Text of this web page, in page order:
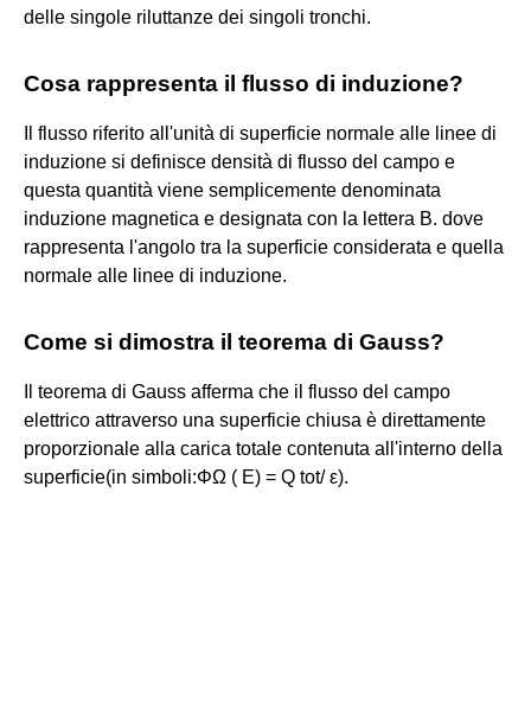
delle singole riluttanze dei singoli tronchi.
Cosa rappresenta il flusso di induzione?
Il flusso riferito all'unità di superficie normale alle linee di
induzione si definisce densità di flusso del campo e
questa quantità viene semplicemente denominata
induzione magnetica e designata con la lettera B. dove
rappresenta l'angolo tra la superficie considerata e quella
normale alle linee di induzione.
Come si dimostra il teorema di Gauss?
Il teorema di Gauss afferma che il flusso del campo
elettrico attraverso una superficie chiusa è direttamente
proporzionale alla carica totale contenuta all'interno della
superficie(in simboli:ΦΩ ( E) = Q tot/ ε).